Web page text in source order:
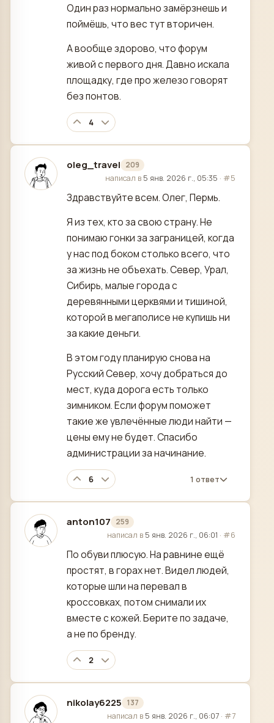
Один раз нормально замёрзнешь и
поймёшь, что вес тут вторичен.
А вообще здорово, что форум
живой с первого дня. Давно искала
площадку, где про железо говорят
без понтов.
4
oleg_travel 209
отредактировано
написал в 5 янв. 2026 г., 05:35 · #5
Здравствуйте всем. Олег, Пермь.
Я из тех, кто за свою страну. Не
понимаю гонки за заграницей, когда
у нас под боком столько всего, что
за жизнь не объехать. Север, Урал,
Сибирь, малые города с
деревянными церквями и тишиной,
которой в мегаполисе не купишь ни
за какие деньги.
В этом году планирую снова на
Русский Север, хочу добраться до
мест, куда дорога есть только
зимником. Если форум поможет
такие же увлечённые люди найти —
цены ему не будет. Спасибо
администрации за начинание.
6 1 ответ
anton107 259
отредактировано
написал в 5 янв. 2026 г., 06:01 · #6
По обуви плюсую. На равнине ещё
простят, в горах нет. Видел людей,
которые шли на перевал в
кроссовках, потом снимали их
вместе с кожей. Берите по задаче,
а не по бренду.
2
nikolay6225 137
отредактировано
написал в 5 янв. 2026 г., 06:07 · #7